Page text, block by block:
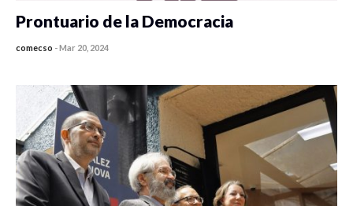
Prontuario de la Democracia
comecso -Mar 20, 2024